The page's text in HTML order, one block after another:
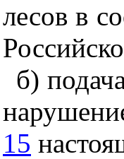
лесов в
б)
15